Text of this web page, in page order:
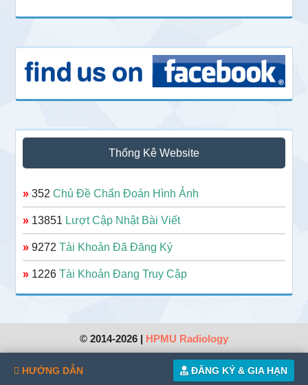
Thống Kê Website
» 352Chủ Đề Chẩn Đoán Hình Ảnh
» 13851 Lượt Cập Nhật Bài Viết
» 9272Tài Khoản Đã Đăng Ký
» 1226Tài Khoản Đang Truy Cập
© 2014-2026 | HPMU Radiology
HƯỚNG DẪN ĐĂNG KÝ & GIA HẠN